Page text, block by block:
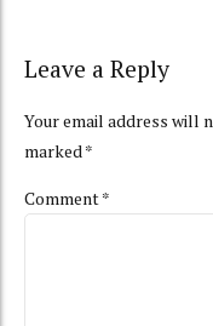
Leave a Reply
Your email address will
marked *
Comment*